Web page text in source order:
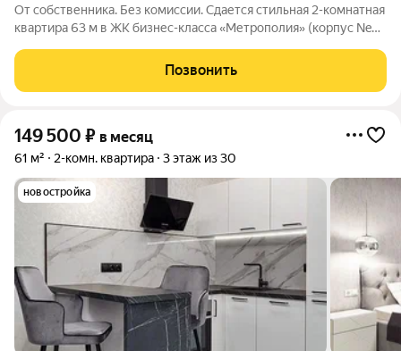
От собственника. Без комиссии. Сдается стильная 2-комнатная
квартира 63 м в ЖК бизнес-класса «Метрополия» (корпус New
планировка: просторная кухня-гостиная, отдельная спальня,
современный
Позвонить
149 500 ₽ в месяц
61 м² 2-комн. квартира 3 этаж из 30
новостройка